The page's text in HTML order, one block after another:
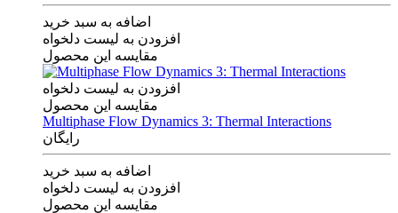
اضافه به سبد خرید
افزودن به لیست دلخواه
مقایسه این محصول
افزودن به لیست دلخواه
مقایسه این محصول
Multiphase Flow Dynamics 3: Thermal Interactions
رایگان
اضافه به سبد خرید
افزودن به لیست دلخواه
مقایسه این محصول